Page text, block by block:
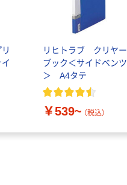
リヒトラブ クリヤー
ブック＜サイドベンツ
＞ A4タテ
￥539~ （税込）